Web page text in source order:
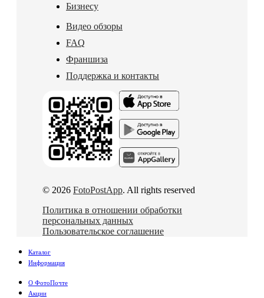
Бизнесу
Видео обзоры
FAQ
Франшиза
Поддержка и контакты
© 2026 FotoPostApp. All rights reserved
Политика в отношении обработки
персональных данных
Пользовательское соглашение
Каталог
Информация
О ФотоПочте
Акции